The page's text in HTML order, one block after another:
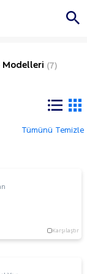
Modelleri (7)
Tümünü Temizle
Karşılaştır